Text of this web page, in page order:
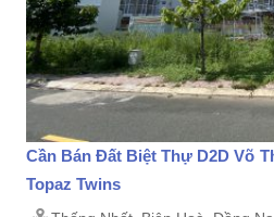
Cần Bán Đất Biệt Thự D2D Võ
Topaz Twins